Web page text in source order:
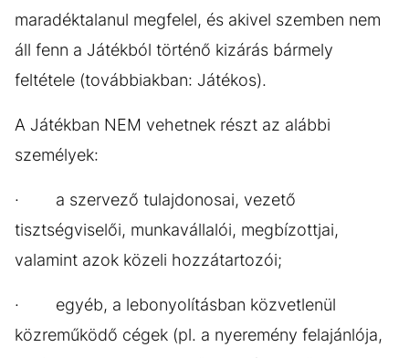
maradéktalanul megfelel, és akivel szemben nem
áll fenn a Játékból történő kizárás bármely
feltétele (továbbiakban: Játékos).
A Játékban NEM vehetnek részt az alábbi
személyek:
· a szervező tulajdonosai, vezető
tisztségviselői, munkavállalói, megbízottjai,
valamint azok közeli hozzátartozói;
· egyéb, a lebonyolításban közvetlenül
közreműködő cégek (pl. a nyeremény felajánlója,